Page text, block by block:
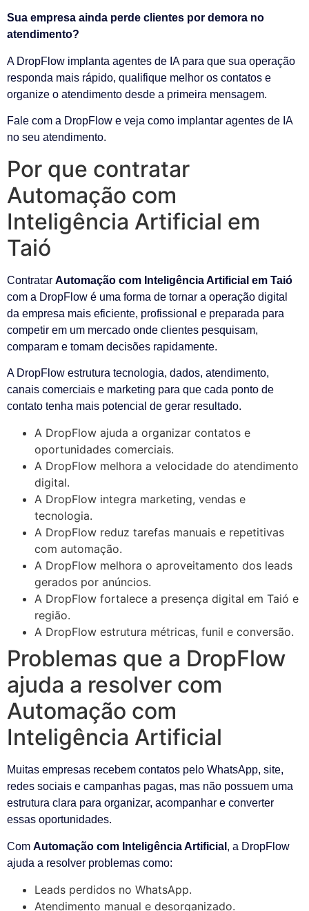
Sua empresa ainda perde clientes por demora no
atendimento?
A DropFlow implanta agentes de IA para que sua operação
responda mais rápido, qualifique melhor os contatos e
organize o atendimento desde a primeira mensagem.
Fale com a DropFlow e veja como implantar agentes de IA
no seu atendimento.
Por que contratar
Automação com
Inteligência Artificial em
Taió
Contratar Automação com Inteligência Artificial em Taió
com a DropFlow é uma forma de tornar a operação digital
da empresa mais eficiente, profissional e preparada para
competir em um mercado onde clientes pesquisam,
comparam e tomam decisões rapidamente.
A DropFlow estrutura tecnologia, dados, atendimento,
canais comerciais e marketing para que cada ponto de
contato tenha mais potencial de gerar resultado.
A DropFlow ajuda a organizar contatos e
oportunidades comerciais.
A DropFlow melhora a velocidade do atendimento
digital.
A DropFlow integra marketing, vendas e
tecnologia.
A DropFlow reduz tarefas manuais e repetitivas
com automação.
A DropFlow melhora o aproveitamento dos leads
gerados por anúncios.
A DropFlow fortalece a presença digital em Taió e
região.
A DropFlow estrutura métricas, funil e conversão.
Problemas que a DropFlow
ajuda a resolver com
Automação com
Inteligência Artificial
Muitas empresas recebem contatos pelo WhatsApp, site,
redes sociais e campanhas pagas, mas não possuem uma
estrutura clara para organizar, acompanhar e converter
essas oportunidades.
Com Automação com Inteligência Artificial , a DropFlow
ajuda a resolver problemas como:
Leads perdidos no WhatsApp.
Atendimento manual e desorganizado.